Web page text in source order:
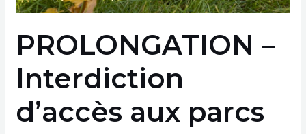
PROLONGATION –
Interdiction
d’accès aux parcs